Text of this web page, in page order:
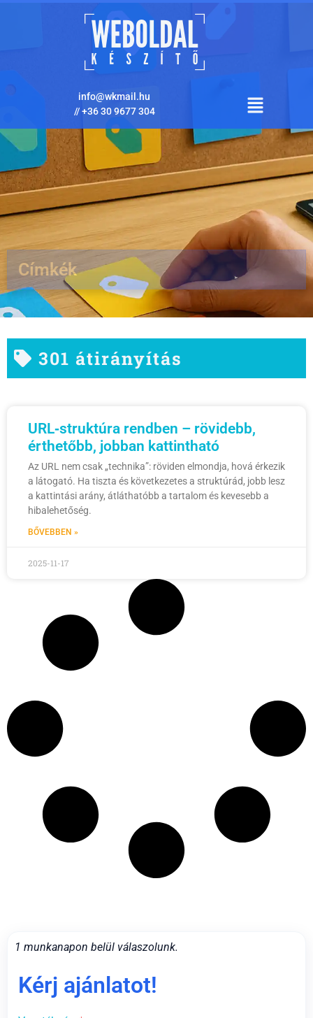
info@wkmail.hu
//+36 30 9677 304
Címkék
301 átirányítás
URL‑struktúra rendben – rövidebb,
érthetőbb, jobban kattintható
Az URL nem csak „technika”: röviden elmondja, hová érkezik
a látogató. Ha tiszta és következetes a struktúrád, jobb lesz
a kattintási arány, átláthatóbb a tartalom és kevesebb a
hibalehetőség.
BŐVEBBEN »
2025-11-17
1 munkanapon belül válaszolunk.
Kérj ajánlatot!